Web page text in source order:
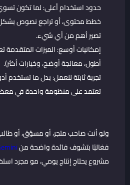
حدود استخدام أعلى: لما تكون
خطط محتوى، أو تراجع نصوص
تصير أهم من أي شيء.
إمكانيات أوسع: الميزات المتقدمة
أطول، معالجة أوضح، وخيارات أكثر).
تجربة ثابتة للعمل: بدل ما تستخدم
تعتمد على منظومة واحدة في
ولو أنت صاحب متجر، أو مسوّق، أو
فغالبًا بتشوف فائدة واضحة من
مشروع يحتاج إنتاج يومي، مو مجرد